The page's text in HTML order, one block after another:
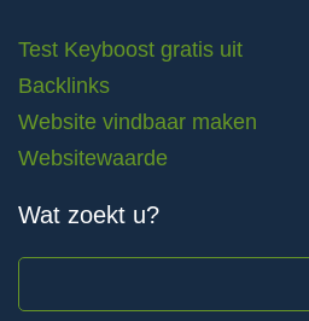
Test Keyboost gratis uit
Backlinks
Website vindbaar maken
Websitewaarde
Wat zoekt u?